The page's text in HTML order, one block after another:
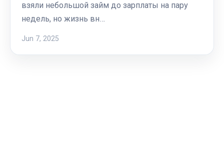
взяли небольшой займ до зарплаты на пару
недель, но жизнь вн…
Jun 7, 2025